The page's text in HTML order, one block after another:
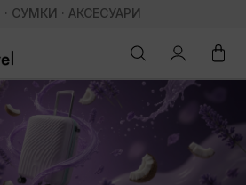
· СУМКИ · АКСЕСУАРИ